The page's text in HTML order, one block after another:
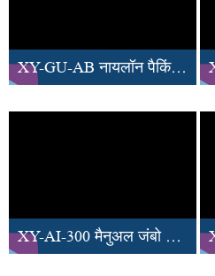
XY-GU-AB नायलॉन पैकिंग फेशियल टिशू पेपर उत्पादन लाइन
XY-AI-300 मैनुअल जंबो रोल टॉयलेट पेपर कटिंग मशीन